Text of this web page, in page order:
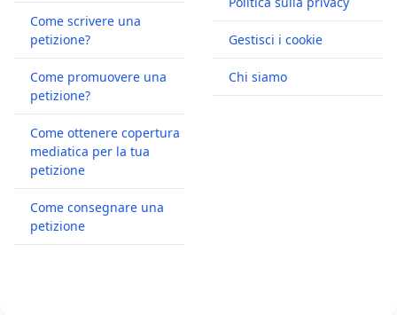
Come scrivere una
petizione?
Come promuovere una
petizione?
Come ottenere copertura
mediatica per la tua
petizione
Come consegnare una
petizione
Gestisci i cookie
Chi siamo